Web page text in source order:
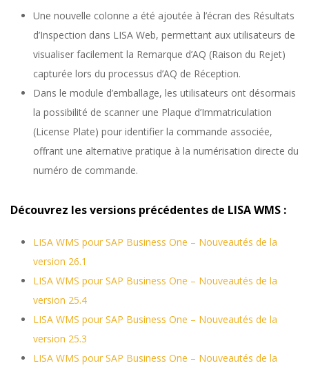
Une nouvelle colonne a été ajoutée à l’écran des Résultats
d’Inspection dans LISA Web, permettant aux utilisateurs de
visualiser facilement la Remarque d’AQ (Raison du Rejet)
capturée lors du processus d’AQ de Réception.
Dans le module d’emballage, les utilisateurs ont désormais
la possibilité de scanner une Plaque d’Immatriculation
(License Plate) pour identifier la commande associée,
offrant une alternative pratique à la numérisation directe du
numéro de commande.
Découvrez les versions précédentes de LISA WMS :
LISA WMS pour SAP Business One – Nouveautés de la
version 26.1
LISA WMS pour SAP Business One – Nouveautés de la
version 25.4
LISA WMS pour SAP Business One – Nouveautés de la
version 25.3
LISA WMS pour SAP Business One – Nouveautés de la